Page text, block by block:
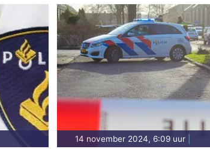
14 november 2024, 6:09 uur|